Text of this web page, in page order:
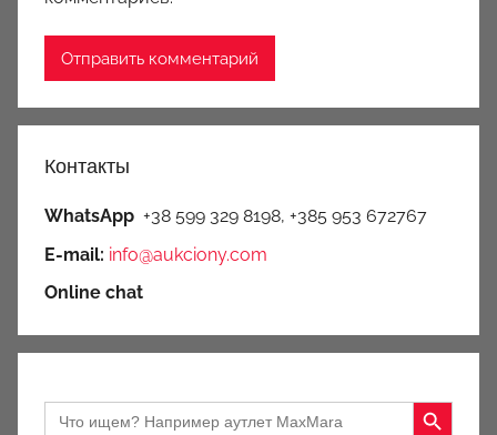
Контакты
WhatsApp +38 599 329 8198, +385 953 672767
E-mail: info@aukciony.com
Online chat
Search
for:
Search Button